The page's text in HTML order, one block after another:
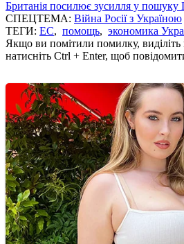
Британія посилює зусилля у
СПЕЦТЕМА: Війна Росії з Україною
ТЕГИ: ЕС, помощь, экономика
Якщо ви помітили помилку, виділіть
натисніть Ctrl + Enter, щоб